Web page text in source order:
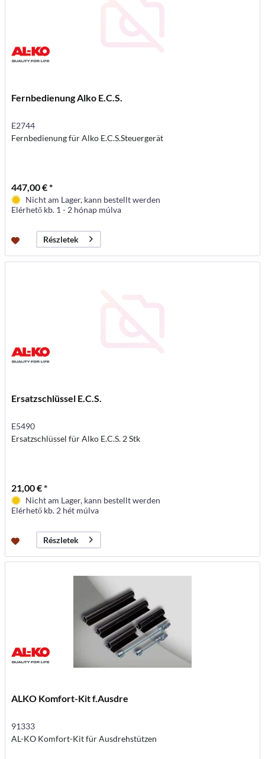
Fernbedienung Alko E.C.S.
E2744
Fernbedienung für Alko E.C.S.Steuergerät
447,00 € *
Nicht am Lager, kann bestellt werden
Elérhető kb. 1 - 2 hónap múlva
Részletek
Ersatzschlüssel E.C.S.
E5490
Ersatzschlüssel für Alko E.C.S. 2 Stk
21,00 € *
Nicht am Lager, kann bestellt werden
Elérhető kb. 2 hét múlva
Részletek
ALKO Komfort-Kit f.Ausdre
91333
AL-KO Komfort-Kit für Ausdrehstützen